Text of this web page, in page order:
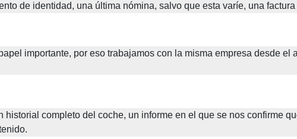
de identidad, una última nómina, salvo que esta varíe, una
importante, por eso trabajamos con la misma empresa desde
historial completo del coche, un informe en el que se nos confirme